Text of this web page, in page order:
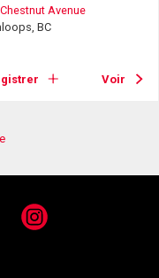
Avenue
BC
Voir
Instagram